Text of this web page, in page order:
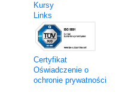
Kursy
Links
Certyfikat
Oświadczenie o
ochronie prywatności